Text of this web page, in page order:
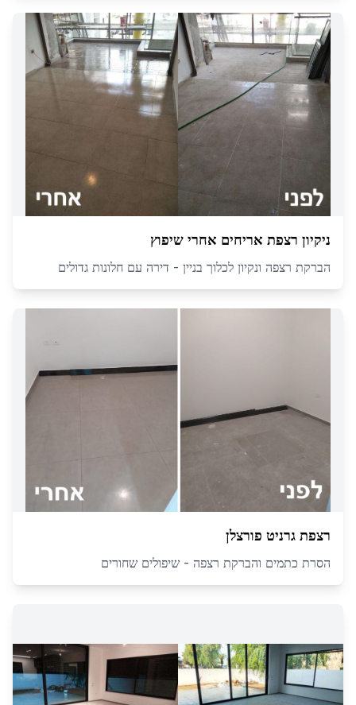
ניקיון רצפת אריחים אחרי שיפוץ
הברקת רצפה ונקיון לכלוך בניין - דירה עם חלונות גדולים
רצפת גרניט פורצלן
הסרת כתמים והברקת רצפה - שיפולים שחורים